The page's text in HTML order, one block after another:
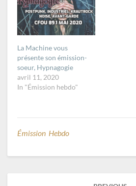
La Machine vous
présente son émission-
soeur, Hypnagogie
avril 11, 2020
In "Émission hebdo"
Émission Hebdo